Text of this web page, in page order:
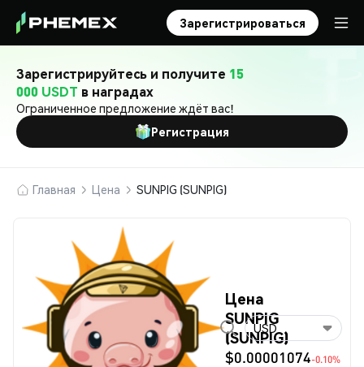
Зарегистрироваться
Зарегистрируйтесь и получите 15
000 USDT в наградах
Ограниченное предложение ждёт вас!
Регистрация
Главная Цена SUNPIG (SUNPIG)
Цена
SUNPIG
(SUNPIG)
$0.00001074-0.10%
USD